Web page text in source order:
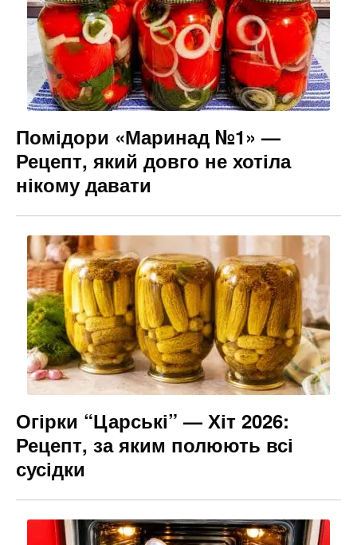
Помідори «Маринад №1» —
Рецепт, який довго не хотіла
нікому давати
Огірки “Царські” — Хіт 2026:
Рецепт, за яким полюють всі
сусідки